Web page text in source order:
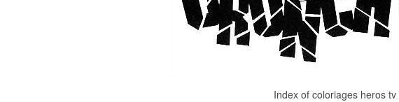
Index of coloriages heros